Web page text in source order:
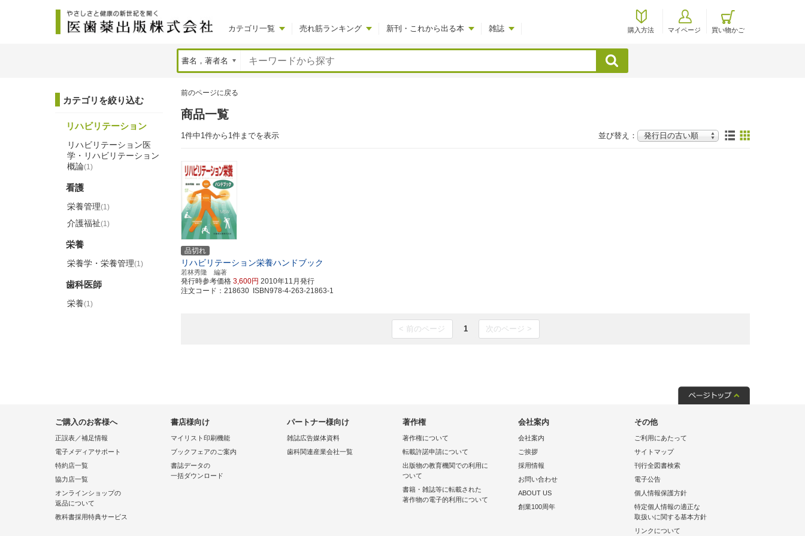
カテゴリ一覧 売れ筋ランキング 新刊・これから出る本 雑誌 購入方法 マイページ 買い物かご
検索
前のページに戻る
商品一覧
1件中1件から1件までを表示 並び替え：
品切れ
リハビリテーション栄養ハンドブック
若林秀隆 編著
発行時参考価格 3,600円 2010年11月発行
注文コード：218630 ISBN978-4-263-21863-1
< 前のページ 1 次のページ >
カテゴリを絞り込む
リハビリテーション
リハビリテーション医
学・リハビリテーション
概論(1)
看護
栄養管理(1)
介護福祉(1)
栄養
栄養学・栄養管理(1)
歯科医師
栄養(1)
ご購入のお客様へ
正誤表／補足情報
電子メディアサポート
特約店一覧
協力店一覧
オンラインショップの
返品について
教科書採用特典サービス
書店様向け
マイリスト印刷機能
ブックフェアのご案内
書誌データの
一括ダウンロード
パートナー様向け
雑誌広告媒体資料
歯科関連産業会社一覧
著作権
著作権について
転載許諾申請について
出版物の教育機関での利用に
ついて
書籍・雑誌等に転載された
著作物の電子的利用について
会社案内
会社案内
ご挨拶
採用情報
お問い合わせ
ABOUT US
創業100周年
その他
ご利用にあたって
サイトマップ
刊行全図書検索
電子公告
個人情報保護方針
特定個人情報の適正な
取扱いに関する基本方針
リンクについて